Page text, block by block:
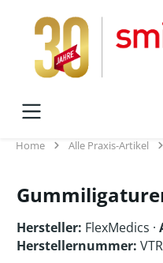
springen
Home Alle Praxis-Artikel
Hersteller: FlexMedics ·
Herstellernummer: